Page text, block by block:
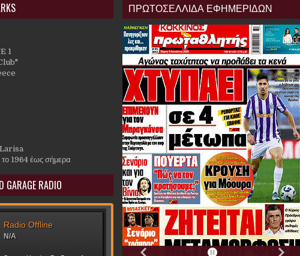
1
1964 έως σήμερα
GARAGE RADIO
ΠΡΩΤΟΣΕΛΛΙΔΑ ΕΦΗΜΕΡΙΔΩΝ